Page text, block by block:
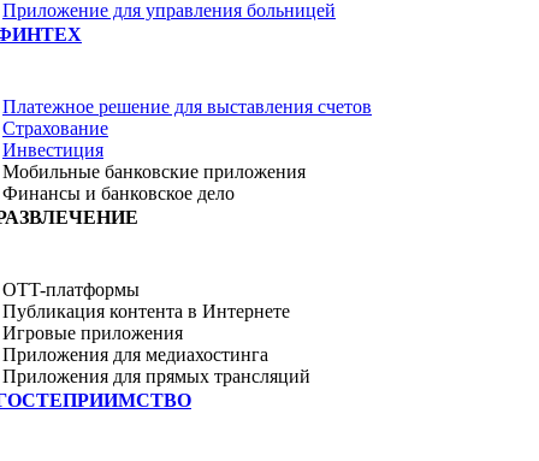
Приложение для управления больницей
Платежное решение для выставления счетов
Страхование
Инвестиция
Мобильные банковские приложения
Финансы и банковское дело
OTT-платформы
Публикация контента в Интернете
Игровые приложения
Приложения для медиахостинга
Приложения для прямых трансляций